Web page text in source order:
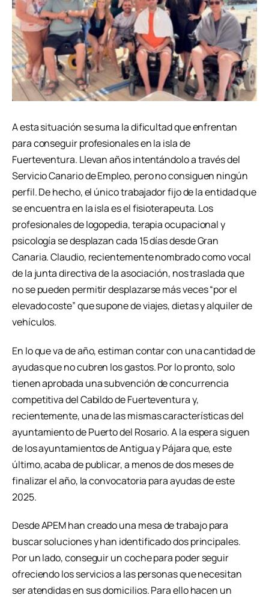
A esta situación se suma la dificultad que enfrentan
para conseguir profesionales en la isla de
Fuerteventura. Llevan años intentándolo a través del
Servicio Canario de Empleo, pero no consiguen ningún
perfil. De hecho, el único trabajador fijo de la entidad que
se encuentra en la isla es el fisioterapeuta. Los
profesionales de logopedia, terapia ocupacional y
psicología se desplazan cada 15 días desde Gran
Canaria. Claudio, recientemente nombrado como vocal
de la junta directiva de la asociación, nos traslada que
no se pueden permitir desplazarse más veces “por el
elevado coste” que supone de viajes, dietas y alquiler de
vehículos.
En lo que va de año, estiman contar con una cantidad de
ayudas que no cubren los gastos. Por lo pronto, solo
tienen aprobada una subvención de concurrencia
competitiva del Cabildo de Fuerteventura y,
recientemente, una de las mismas características del
ayuntamiento de Puerto del Rosario. A la espera siguen
de los ayuntamientos de Antigua y Pájara que, este
último, acaba de publicar, a menos de dos meses de
finalizar el año, la convocatoria para ayudas de este
2025.
Desde APEM han creado una mesa de trabajo para
buscar soluciones y han identificado dos principales.
Por un lado, conseguir un coche para poder seguir
ofreciendo los servicios a las personas que necesitan
ser atendidas en sus domicilios. Para ello hacen un